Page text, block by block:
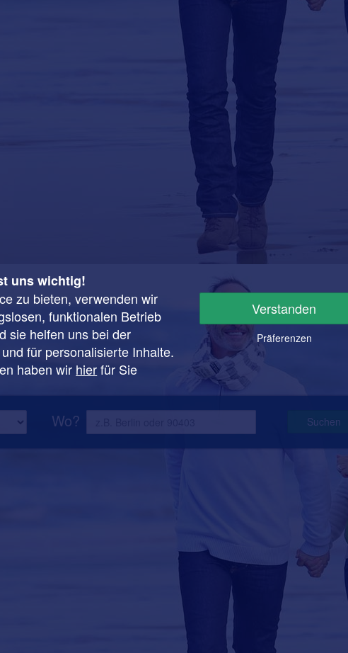
Wo? Suchen
uns wichtig!
zu bieten, verwenden wir
funktionalen Betrieb
sie helfen uns bei der
für personalisierte Inhalte.
haben wir hierfür Sie
Verstanden
Präferenzen